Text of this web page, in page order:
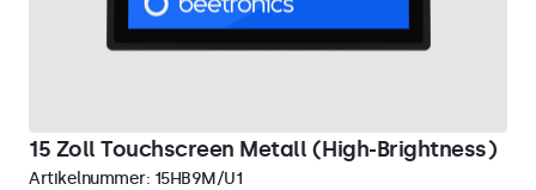
15 Zoll Touchscreen Metall (High-Brightness)
Artikelnummer: 15HB9M/U1